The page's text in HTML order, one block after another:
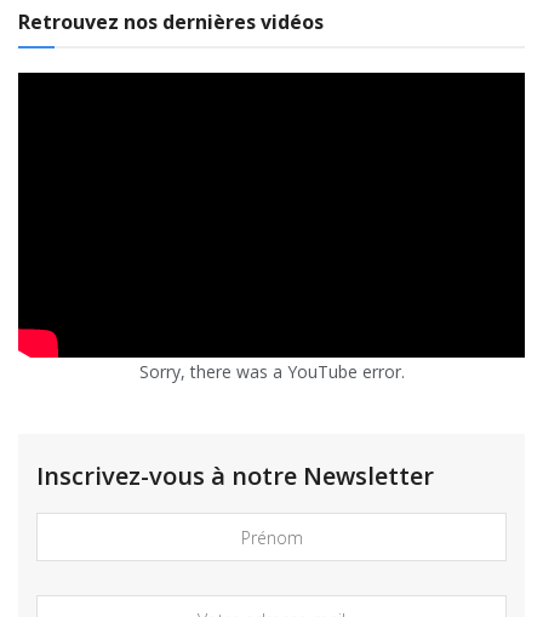
Retrouvez nos dernières vidéos
Sorry, there was a YouTube error.
Inscrivez-vous à notre Newsletter